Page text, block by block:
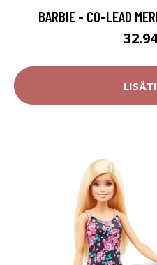
BARBIE - CO-LEAD